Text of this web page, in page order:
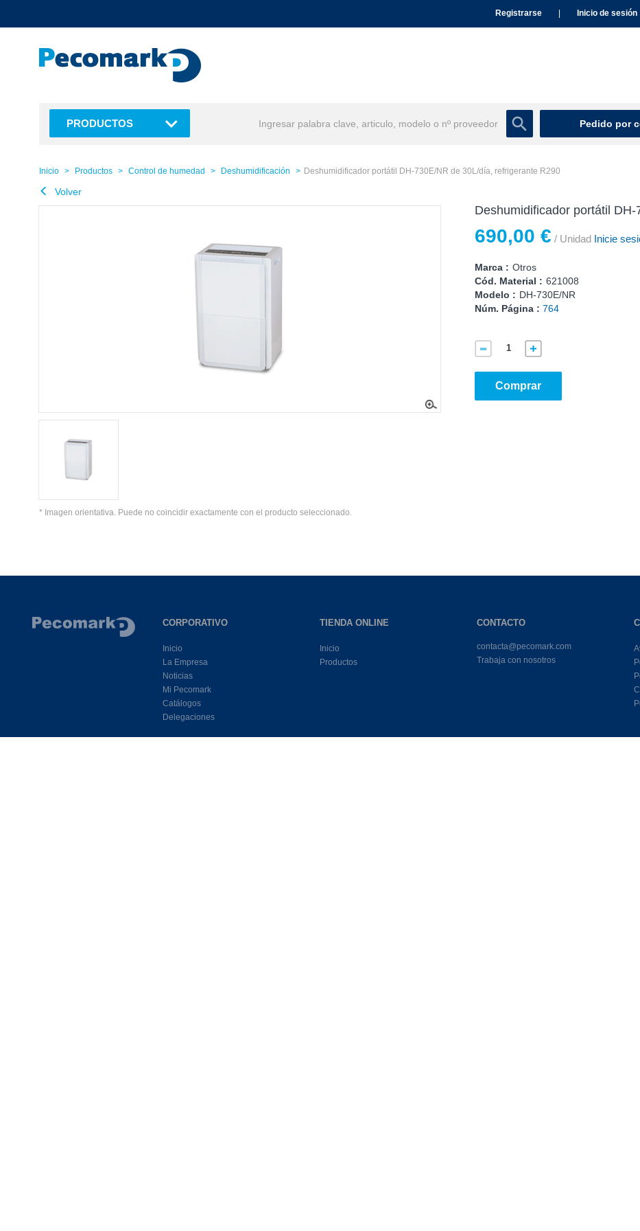
Registrarse Inicio de sesión
Pedido por
PRODUCTOS
Inicio Productos Control de humedad Deshumidificación Deshumidificador portátil DH-730E/NR de 30L/día, refrigerante R290
Volver
* Imagen orientativa. Puede no coincidir exactamente con el producto seleccionado.
Deshumidificador portátil
690,00 € / Unidad Inicie
Marca : Otros
Cód. Material : 621008
Modelo : DH-730E/NR
Núm. Página : 764
Comprar
CORPORATIVO
Inicio
La Empresa
Noticias
Mi Pecomark
Catálogos
Delegaciones
TIENDA ONLINE
Inicio
Productos
CONTACTO
contacta@pecomark.com
Trabaja con nosotros